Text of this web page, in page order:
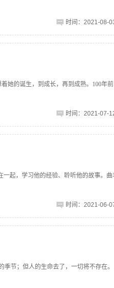
时间：2021-08-
她的诞生，到成长，再到成熟。100年
时间：2021-07-
起，学习他的经验、聆听他的故事。
时间：2021-06-
节；但人的生命去了，一切将不存在。